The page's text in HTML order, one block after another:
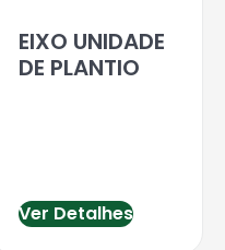
EIXO UNIDADE
DE PLANTIO
Ver Detalhes